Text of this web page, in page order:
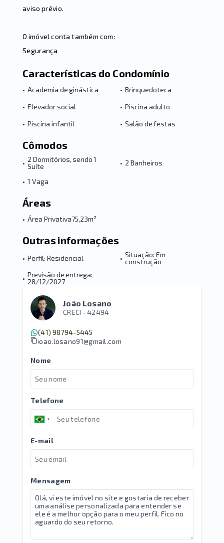
aviso prévio.
O imóvel conta também com:
Segurança
Características do Condomínio
• Academia de ginástica • Brinquedoteca
• Elevador social • Piscina adulto
• Piscina infantil • Salão de festas
Cômodos
• 2 Dormitórios, sendo 1
Suíte
• 2 Banheiros
• 1 Vaga
Áreas
• Área Privativa75,23m²
Outras informações
• Perfil: Residencial • Situação: Em
construção
• Previsão de entrega:
28/12/2027
João Losano
CRECI -42494
(41) 98794-5445
joao.losano91@gmail.com
Nome
Telefone
E-mail
Mensagem